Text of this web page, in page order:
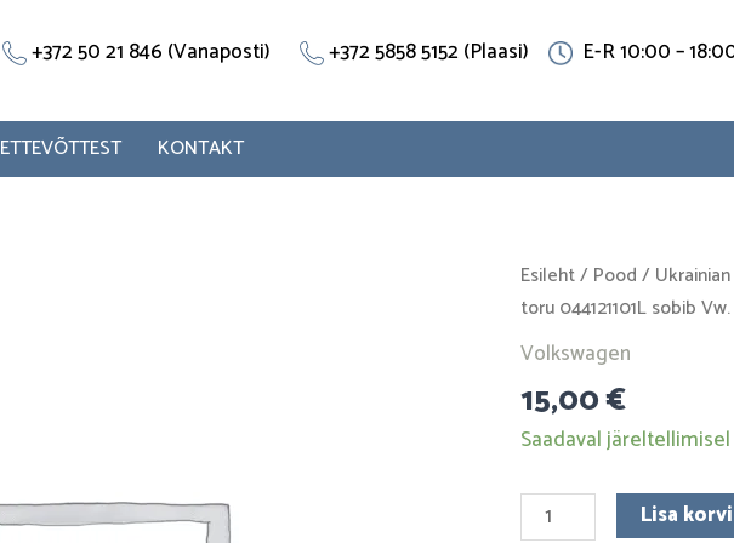
+372 50 21 846 (Vanaposti) +372 5858 5152 (Plaasi) E-R 10:00 –
ETTEVÕTTEST KONTAKT
Esileht/ Pood /
toru 044121101L sobib
Volkswagen
15,00€
Saadaval järeltellimisel
Vooliku
T
toru
044121101L
sobib
Vw.
teras
Lisa korvi